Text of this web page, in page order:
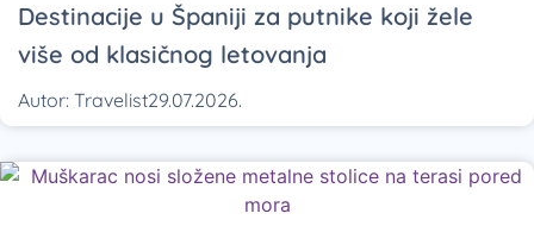
Destinacije u Španiji za putnike koji žele
više od klasičnog letovanja
Autor: Travelist29.07.2026.